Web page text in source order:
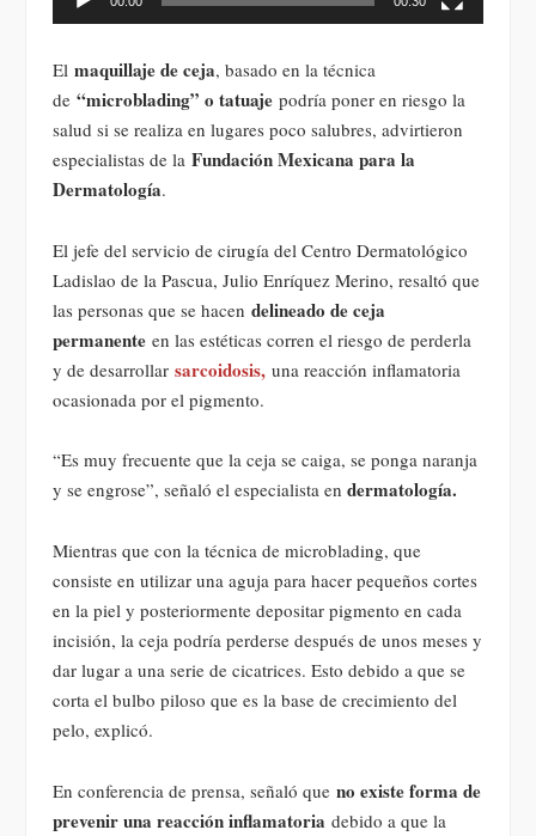
El maquillaje de ceja, basado en la técnica
de “microblading” o tatuaje podría poner en riesgo la
salud si se realiza en lugares poco salubres, advirtieron
especialistas de la Fundación Mexicana para la
Dermatología.
El jefe del servicio de cirugía del Centro Dermatológico
Ladislao de la Pascua, Julio Enríquez Merino, resaltó que
las personas que se hacen delineado de ceja
permanente en las estéticas corren el riesgo de perderla
y de desarrollar sarcoidosis, una reacción inflamatoria
ocasionada por el pigmento.
“Es muy frecuente que la ceja se caiga, se ponga naranja
y se engrose”, señaló el especialista en dermatología.
Mientras que con la técnica de microblading, que
consiste en utilizar una aguja para hacer pequeños cortes
en la piel y posteriormente depositar pigmento en cada
incisión, la ceja podría perderse después de unos meses y
dar lugar a una serie de cicatrices. Esto debido a que se
corta el bulbo piloso que es la base de crecimiento del
pelo, explicó.
En conferencia de prensa, señaló que no existe forma de
prevenir una reacción inflamatoria debido a que la